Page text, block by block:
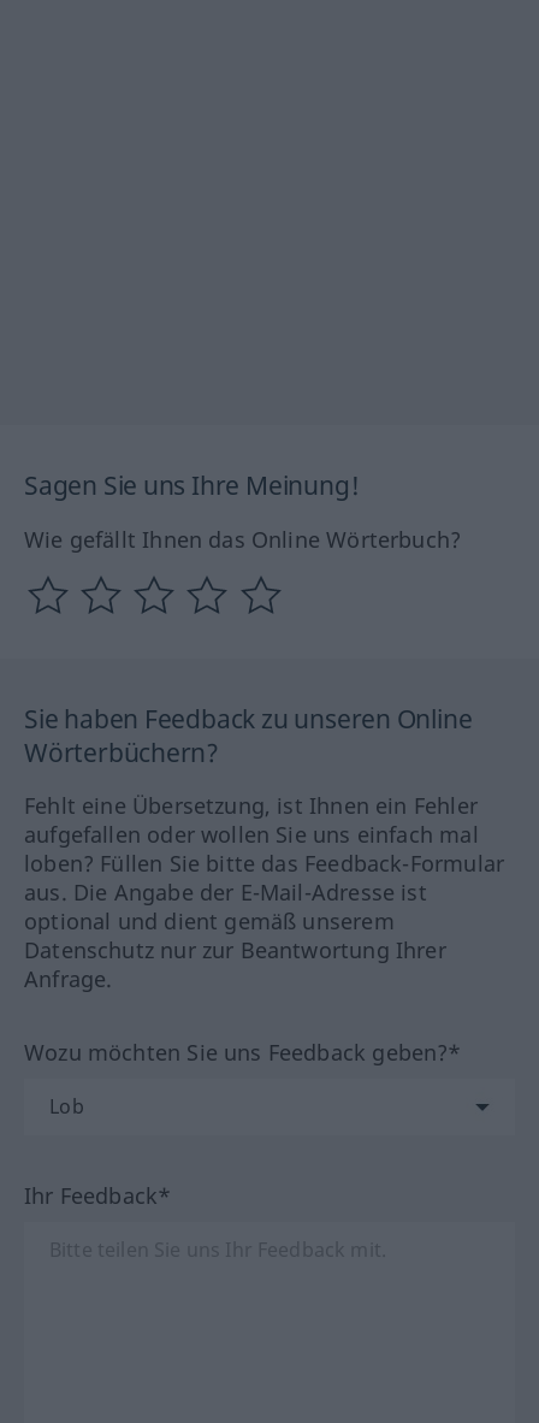
Sagen Sie uns Ihre Meinung!
Wie gefällt Ihnen das Online Wörterbuch?
Sie haben Feedback zu unseren Online
Wörterbüchern?
Fehlt eine Übersetzung, ist Ihnen ein Fehler
aufgefallen oder wollen Sie uns einfach mal
loben? Füllen Sie bitte das Feedback-Formular
aus. Die Angabe der E-Mail-Adresse ist
optional und dient gemäß unserem
Datenschutz nur zur Beantwortung Ihrer
Anfrage.
Wozu möchten Sie uns Feedback geben?*
Ihr Feedback*